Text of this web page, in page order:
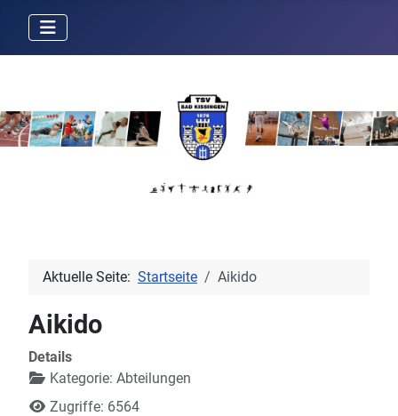
Aktuelle Seite: Startseite Aikido
Aikido
Details
Kategorie: Abteilungen
Zugriffe: 6564